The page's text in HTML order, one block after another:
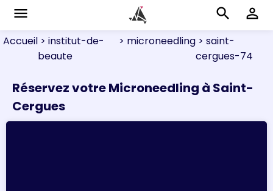
menu search perm_identity
Accueil > institut-de-
beaute
> microneedling> saint-
cergues-74
Réservez votre Microneedling à Saint-
Cergues